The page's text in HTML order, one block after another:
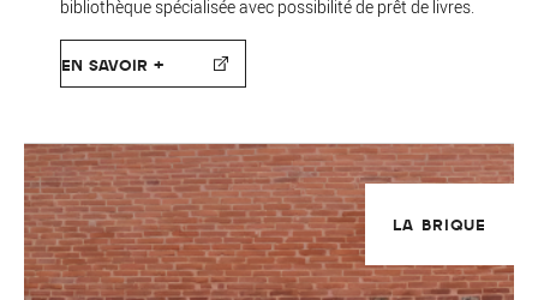
bibliothèque spécialisée avec possibilité de prêt de livres.
EN SAVOIR +
LA BRIQUE